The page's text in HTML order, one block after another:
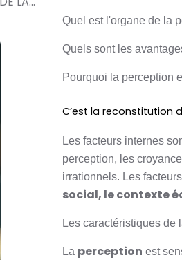
Quel est l'organe de la
Quels sont les
Pourquoi la perception
C’est la reconstitution
Les facteurs internes
perception, les
irrationnels. Les
social, le contexte
Les caractéristiques de
La perception est